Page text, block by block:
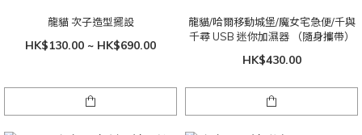
龍貓 次子造型擺設
HK$130.00 ~ HK$690.00
龍貓/哈爾移動城堡/魔女宅急便/千與
千尋 USB 迷你加濕器 （隨身攜帶）
HK$430.00